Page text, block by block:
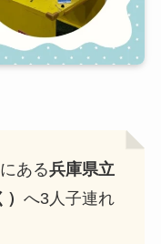
ある兵庫県立
へ3人子連れ